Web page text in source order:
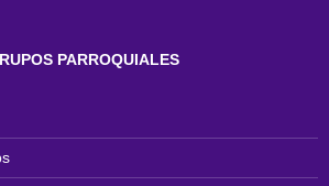
PARROQUIALES